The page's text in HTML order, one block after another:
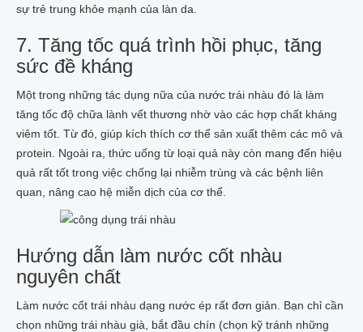
sự trẻ trung khỏe mạnh của làn da.
7. Tăng tốc quá trình hồi phục, tăng
sức đề kháng
Một trong những tác dụng nữa của nước trái nhàu đó là làm
tăng tốc độ chữa lành vết thương nhờ vào các hợp chất kháng
viêm tốt. Từ đó, giúp kích thích cơ thể sản xuất thêm các mô và
protein. Ngoài ra, thức uống từ loại quả này còn mang đến hiệu
quả rất tốt trong việc chống lại nhiễm trùng và các bệnh liên
quan, nâng cao hệ miễn dịch của cơ thể.
Hướng dẫn làm nước cốt nhàu
nguyên chất
Làm nước cốt trái nhàu dạng nước ép rất đơn giản. Bạn chỉ cần
chọn những trái nhàu già, bắt đầu chín (chọn kỹ tránh những